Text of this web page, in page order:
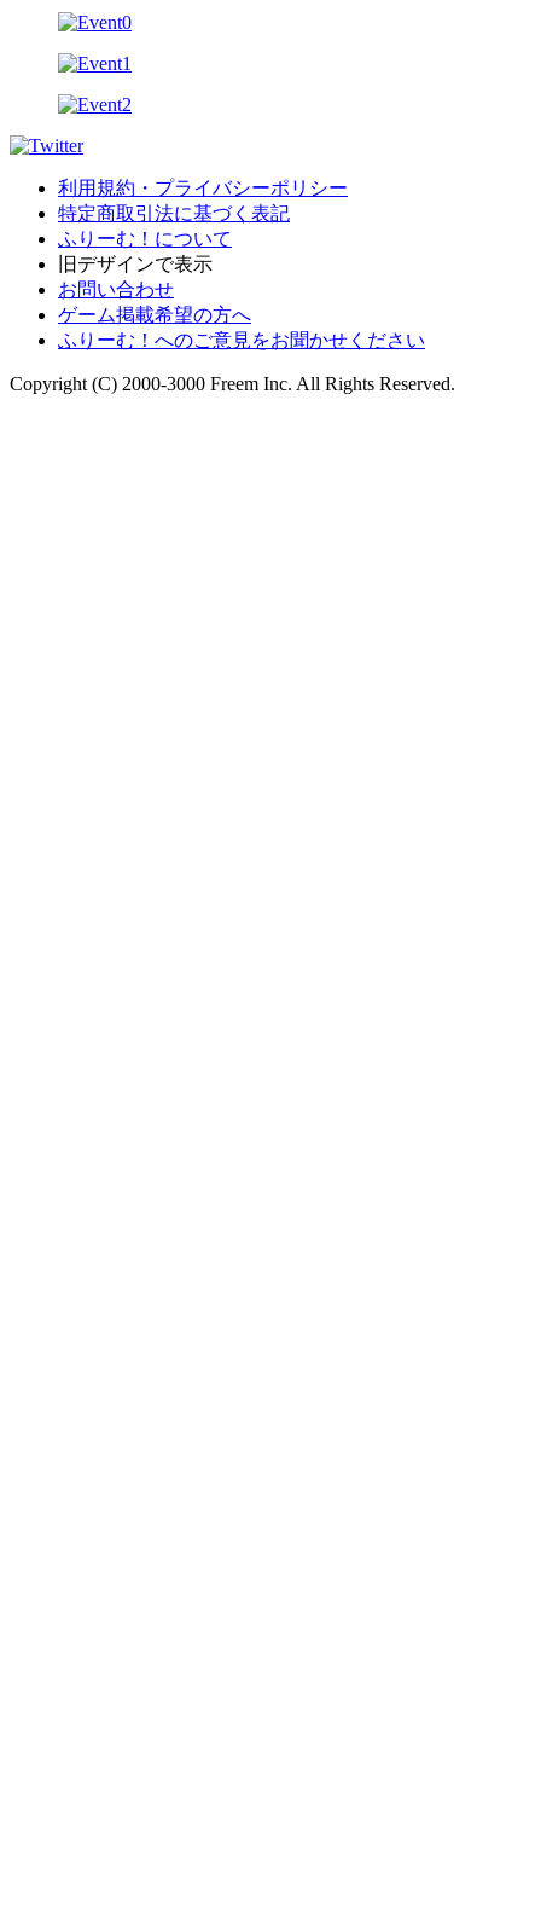
利用規約・プライバシーポリシー
特定商取引法に基づく表記
ふりーむ！について
旧デザインで表示
お問い合わせ
ゲーム掲載希望の方へ
ふりーむ！へのご意見をお聞かせください
Copyright (C) 2000-3000 Freem Inc. All Rights Reserved.